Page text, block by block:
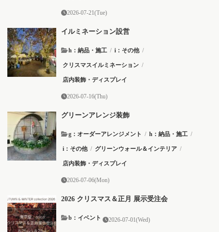
2026-07-21(Tue)
イルミネーション設営
h：納品・施工 / i：その他 /
クリスマスイルミネーション /
店内装飾・ディスプレイ
2026-07-16(Thu)
グリーンアレンジ装飾
g：オーダーアレンジメント / h：納品・施工 /
i：その他 / グリーンウォール＆インテリア /
店内装飾・ディスプレイ
2026-07-06(Mon)
2026 クリスマス＆正月 展示受注会
b：イベント 2026-07-01(Wed)